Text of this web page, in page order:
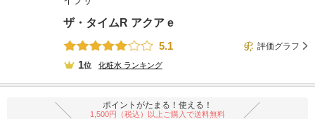
ザ・タイムR アクア e
5.1
評価グラフ
1位 化粧水 ランキング
ポイントがたまる！使える！
1,500円（税込）以上ご購入で送料無料